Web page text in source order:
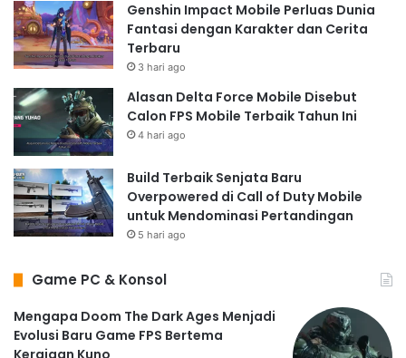
Genshin Impact Mobile Perluas Dunia
Fantasi dengan Karakter dan Cerita
Terbaru
3 hari ago
Alasan Delta Force Mobile Disebut
Calon FPS Mobile Terbaik Tahun Ini
4 hari ago
Build Terbaik Senjata Baru
Overpowered di Call of Duty Mobile
untuk Mendominasi Pertandingan
5 hari ago
Game PC & Konsol
Mengapa Doom The Dark Ages Menjadi
Evolusi Baru Game FPS Bertema
Kerajaan Kuno